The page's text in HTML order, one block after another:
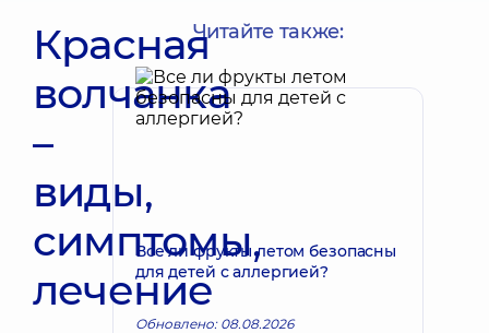
Красная
волчанка
–
виды,
симптомы,
лечение
Читайте также:
Все ли фрукты летом безопасны
для детей с аллергией?
Обновлено: 08.08.2026